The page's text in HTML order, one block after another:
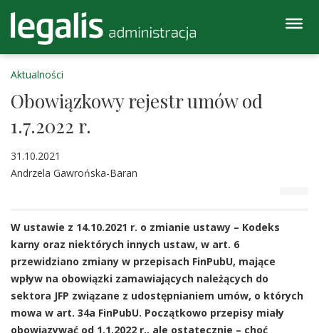
Aktualności
Obowiązkowy rejestr umów od
1.7.2022 r.
31.10.2021
Andrzela Gawrońska-Baran
W ustawie z 14.10.2021 r. o zmianie ustawy – Kodeks
karny oraz niektórych innych ustaw, w art. 6
przewidziano zmiany w przepisach FinPubU, mające
wpływ na obowiązki zamawiających należących do
sektora JFP związane z udostępnianiem umów, o których
mowa w art. 34a FinPubU. Początkowo przepisy miały
obowiązywać od 1.1.2022 r., ale ostatecznie – choć